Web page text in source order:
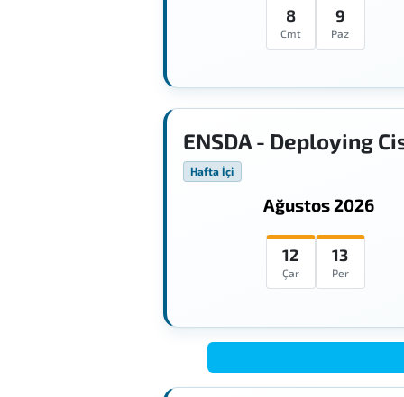
8
Cmt
9
Paz
ENSDA - Deploying
Hafta İçi
Ağustos 2026
12
Çar
13
Per